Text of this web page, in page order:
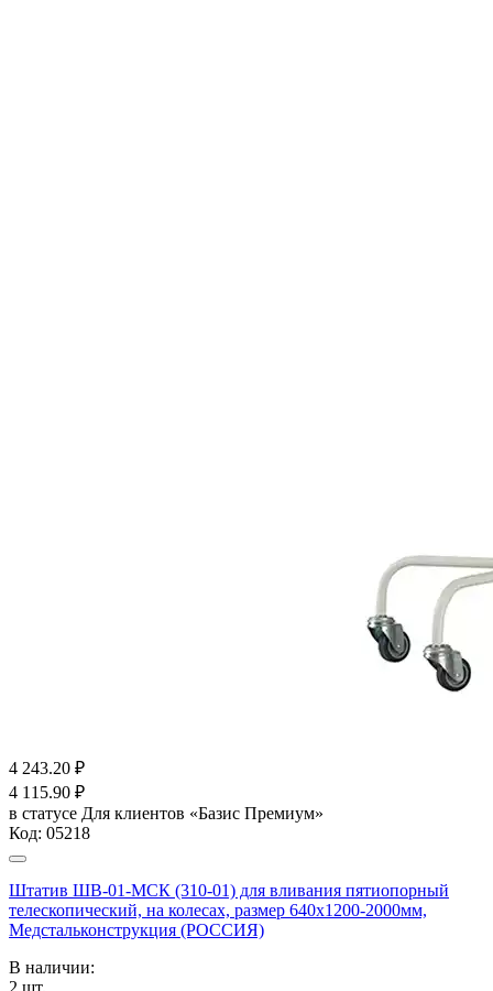
4 243.20 ₽
4 115.90 ₽
в статусе Для клиентов «Базис Премиум»
Код: 05218
Штатив ШВ-01-МСК (310-01) для вливания пятиопорный
телескопический, на колесах, размер 640х1200-2000мм,
Медстальконструкция (РОССИЯ)
В наличии:
2 шт.